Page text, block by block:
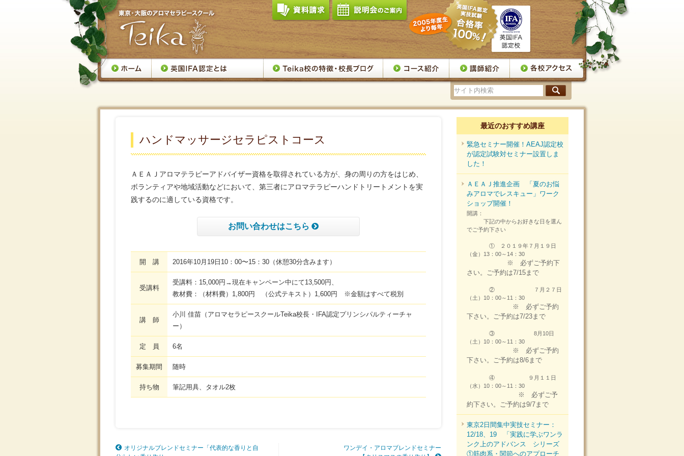
ハンドマッサージセラピストコース
ＡＥＡＪアロマテラピーアドバイザー資格を取得されている方が、身の周りの方をはじめ、
ボランティアや地域活動などにおいて、第三者にアロマテラピーハンドトリートメントを実
践するのに適している資格です。
お問い合わせはこちら
開 講 2016年10月19日10：00〜15：30（休憩30分含みます）
受講料
受講料：15,000円→現在キャンペーン中にて13,500円、
教材費：（材料費）1,800円 （公式テキスト）1,600円 ※金額はすべて税別
講 師
小川 佳苗（アロマセラピースクールTeika校長・IFA認定プリンシパルティーチャ
ー）
定 員 6名
募集期間 随時
持ち物 筆記用具、タオル2枚
オリジナルブレンドセミナー「代表的な香りと自
ワンデイ・アロマブレンドセミナー
最近のおすすめ講座
緊急セミナー開催！AEAJ認定校
が認定試験対セミナー設置しま
した！
ＡＥＡＪ推進企画 「夏のお悩
みアロマでレスキュー」ワーク
ショップ開催！
開講：
下記の中からお好きな日を選ん
でご予約下さい
① ２０１９年７月１９日
（金）13：00～14：30
※ 必ずご予約下
さい。ご予約は7/15まで
② ７月２７日
（土）10：00～11：30
※ 必ずご予約
下さい。ご予約は7/23まで
③ 8月10日
（土）10：00～11：30
※ 必ずご予約
下さい。ご予約は8/6まで
④ ９月１１日
（水）10：00～11：30
※ 必ずご予
約下さい。ご予約は9/7まで
東京2日間集中実技セミナー：
12/18、19 「実践に学ぶワンラ
ンク上のアドバンス シリーズ
①筋肉系・関節へのアプローチ